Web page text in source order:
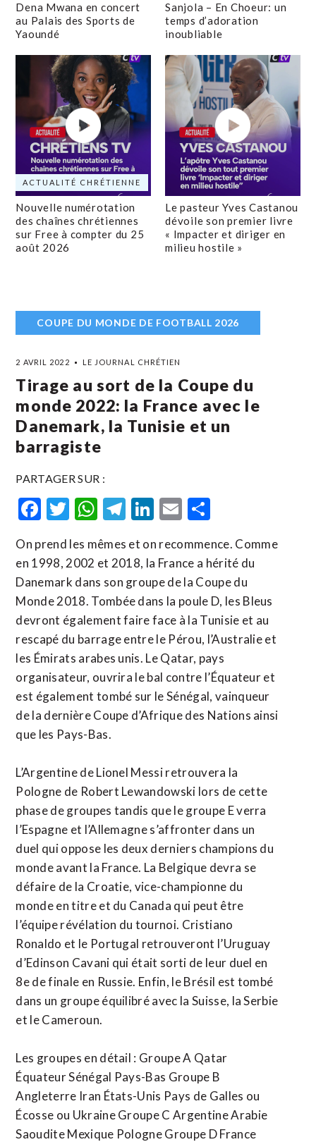
Dena Mwana en concert
au Palais des Sports de
Yaoundé
Sanjola – En Choeur: un
temps d’adoration
inoubliable
ACTUALITÉ CHRÉTIENNE
Nouvelle numérotation
des chaînes chrétiennes
sur Free à compter du 25
août 2026
Le pasteur Yves Castanou
dévoile son premier livre
« Impacter et diriger en
milieu hostile »
COUPE DU MONDE DE FOOTBALL 2026
2 AVRIL 2022 LE JOURNAL CHRÉTIEN
Tirage au sort de la Coupe du
monde 2022: la France avec le
Danemark, la Tunisie et un
barragiste
PARTAGER SUR :
Facebook
Twitter
WhatsApp
Telegram
LinkedIn
Email
On prend les mêmes et on recommence. Comme
en 1998, 2002 et 2018, la France a hérité du
Danemark dans son groupe de la Coupe du
Monde 2018. Tombée dans la poule D, les Bleus
devront également faire face à la Tunisie et au
rescapé du barrage entre le Pérou, l’Australie et
les Émirats arabes unis. Le Qatar, pays
organisateur, ouvrira le bal contre l’Équateur et
est également tombé sur le Sénégal, vainqueur
de la dernière Coupe d’Afrique des Nations ainsi
que les Pays-Bas.
L’Argentine de Lionel Messi retrouvera la
Pologne de Robert Lewandowski lors de cette
phase de groupes tandis que le groupe E verra
l’Espagne et l’Allemagne s’affronter dans un
duel qui oppose les deux derniers champions du
monde avant la France. La Belgique devra se
défaire de la Croatie, vice-championne du
monde en titre et du Canada qui peut être
l’équipe révélation du tournoi. Cristiano
Ronaldo et le Portugal retrouveront l’Uruguay
d’Edinson Cavani qui était sorti de leur duel en
8e de finale en Russie. Enfin, le Brésil est tombé
dans un groupe équilibré avec la Suisse, la Serbie
et le Cameroun.
Les groupes en détail : Groupe A Qatar
Équateur Sénégal Pays-Bas Groupe B
Angleterre Iran États-Unis Pays de Galles ou
Écosse ou Ukraine Groupe C Argentine Arabie
Saoudite Mexique Pologne Groupe D France